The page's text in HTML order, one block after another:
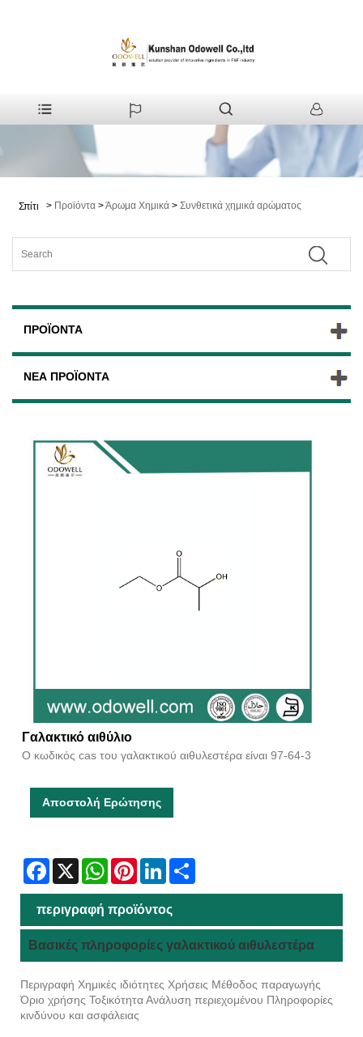
Σπίτι > Προϊόντα >Άρωμα Χημικά > Συνθετικά χημικά αρώματος
ΠΡΟΪΌΝΤΑ
ΝΈΑ ΠΡΟΪΌΝΤΑ
Γαλακτικό αιθύλιο
Ο κωδικός cas του γαλακτικού αιθυλεστέρα είναι 97-64-3
Αποστολή Ερώτησης
Facebook
X WhatsAppPinterestLinkedIn
περιγραφή προϊόντος
Βασικές πληροφορίες γαλακτικού αιθυλεστέρα
Περιγραφή Χημικές ιδιότητες Χρήσεις Μέθοδος παραγωγής
Όριο χρήσης Τοξικότητα Ανάλυση περιεχομένου Πληροφορίες
κινδύνου και ασφάλειας